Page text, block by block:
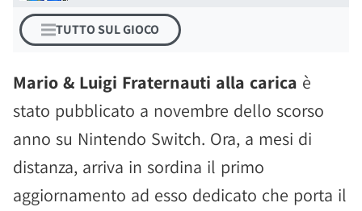
TUTTO SUL GIOCO
Mario & Luigi Fraternauti alla carica è
stato pubblicato a novembre dello scorso
anno su Nintendo Switch. Ora, a mesi di
distanza, arriva in sordina il primo
aggiornamento ad esso dedicato che porta il